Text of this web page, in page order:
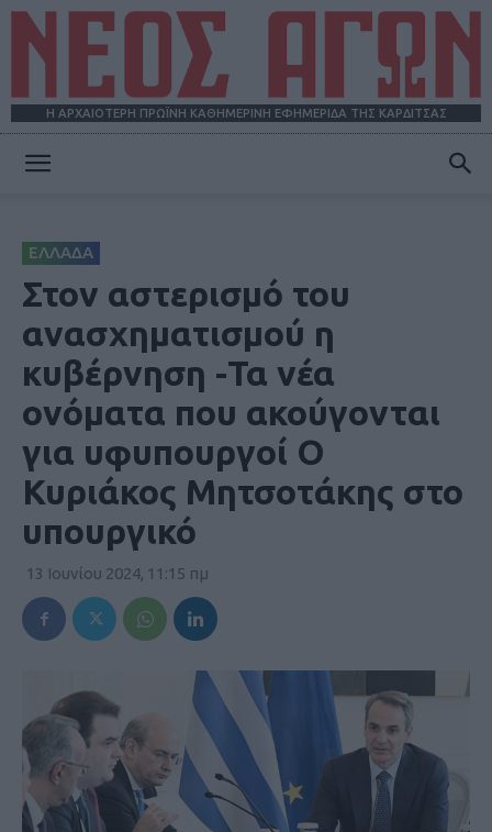
Η ΑΡΧΑΙΟΤΕΡΗ ΠΡΩΪΝΗ ΚΑΘΗΜΕΡΙΝΗ ΕΦΗΜΕΡΙΔΑ ΤΗΣ ΚΑΡΔΙΤΣΑΣ
ΕΛΛΑΔΑ
Στον αστερισμό του
ανασχηματισμού η
κυβέρνηση -Τα νέα
ονόματα που ακούγονται
για υφυπουργοί Ο
Κυριάκος Μητσοτάκης στο
υπουργικό
13 Ιουνίου 2024, 11:15 πμ